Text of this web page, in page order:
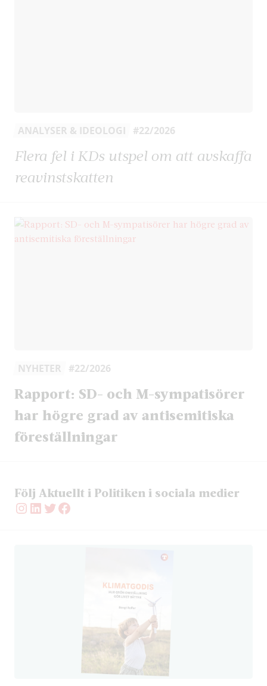
ANALYSER & IDEOLOGI #22/2026
Flera fel i KDs utspel om att avskaffa
reavinstskatten
NYHETER #22/2026
Rapport: SD- och M-sympatisörer
har högre grad av antisemitiska
föreställningar
Följ Aktuellt i Politiken i sociala medier
Instagram
LinkedIn
Twitter
Facebook